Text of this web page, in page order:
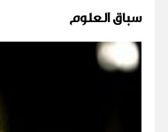
سباق العلوم